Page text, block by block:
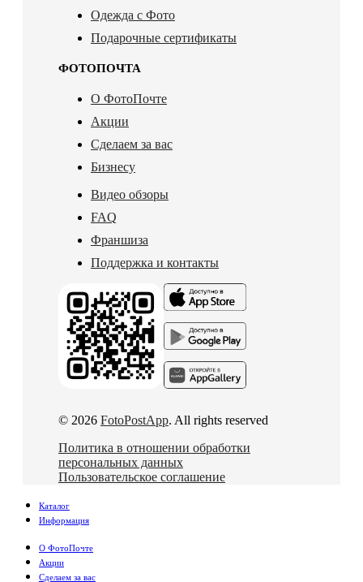
Одежда с Фото
Подарочные сертификаты
ФОТОПОЧТА
О ФотоПочте
Акции
Сделаем за вас
Бизнесу
Видео обзоры
FAQ
Франшиза
Поддержка и контакты
© 2026 FotoPostApp. All rights reserved
Политика в отношении обработки
персональных данных
Пользовательское соглашение
Каталог
Информация
О ФотоПочте
Акции
Сделаем за вас